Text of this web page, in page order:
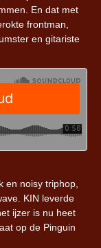
En dat met
frontman,
en gitariste
en noisy triphop,
KIN leverde
ijzer is nu heet
op de Pinguin